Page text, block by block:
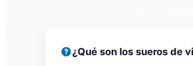
¿Qué son los sueros de